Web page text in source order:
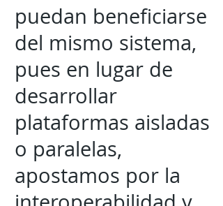
puedan beneficiarse
del mismo sistema,
pues en lugar de
desarrollar
plataformas aisladas
o paralelas,
apostamos por la